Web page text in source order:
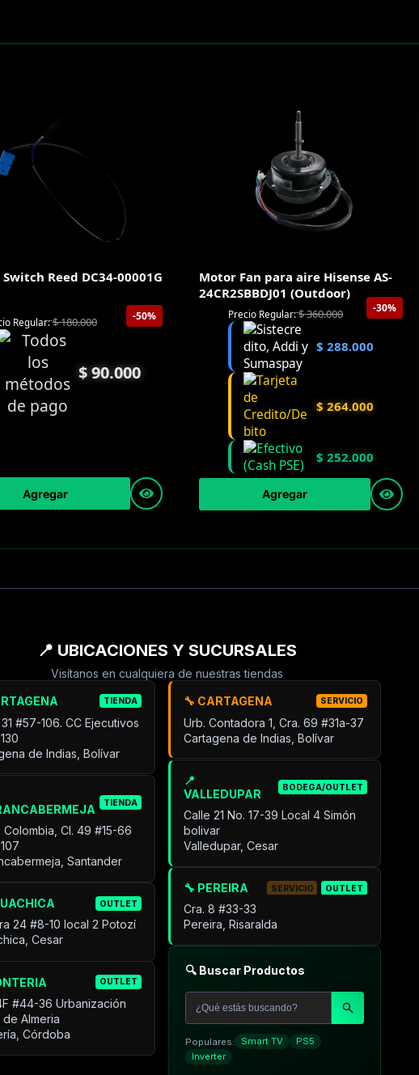
Switch Reed DC34-00001G
-50%
Regular:$180.000
$90.000
Agregar
Motor Fan para aire Hisense AS-
24CR2SBBDJ01 (Outdoor)
-30%
Precio Regular:$360.000
$ 288.000
$ 264.000
$ 252.000
Agregar
📍 UBICACIONES Y SUCURSALES
Visítanos en cualquiera de nuestras tiendas
TIENDA
#57-106. CC Ejecutivos
de Indias, Bolívar
TIENDA
Colombia, Cl. 49 #15-66
Santander
OUTLET
24 #8-10 local 2 Potozí
Cesar
OUTLET
#44-36 Urbanización
de Almeria
Córdoba
🔧 CARTAGENA SERVICIO
Urb. Contadora 1, Cra. 69 #31a-37
Cartagena de Indias, Bolívar
📍
VALLEDUPAR
BODEGA/OUTLET
Calle 21 No. 17-39 Local 4 Simón
bolivar
Valledupar, Cesar
🔧 PEREIRA SERVICIO OUTLET
Cra. 8 #33-33
Pereira, Risaralda
🔍 Buscar Productos
Populares: Smart TV
PS5
Inverter